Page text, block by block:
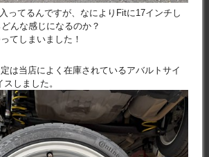
ってるんですが、なによりFitに17インチし
んな感じになるのか？
てしまいました！
は当店によく在庫されているアバルトサイ
しました。